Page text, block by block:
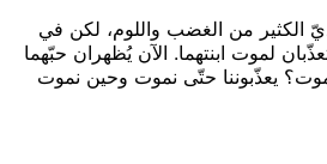
الكثير من الغضب واللوم، لكن في
لموت ابنتهما. الآن يُظهران حبّهما
يعذّبوننا حتّى نموت وحين نموت